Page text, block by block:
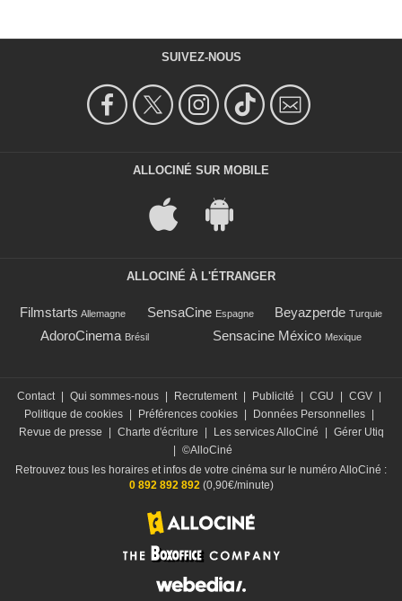
SUIVEZ-NOUS
ALLOCINÉ SUR MOBILE
ALLOCINÉ À L'ÉTRANGER
Filmstarts Allemagne SensaCine Espagne Beyazperde Turquie
AdoroCinema Brésil Sensacine México Mexique
Contact Qui sommes-nous Recrutement Publicité CGU CGV
Politique de cookies
Préférences cookies Données Personnelles
Revue de presse
Charte d'écriture Les services AlloCiné
Gérer Utiq
©AlloCiné
Retrouvez tous les horaires et infos de votre cinéma sur le numéro AlloCiné :
0 892 892 892(0,90€/minute)